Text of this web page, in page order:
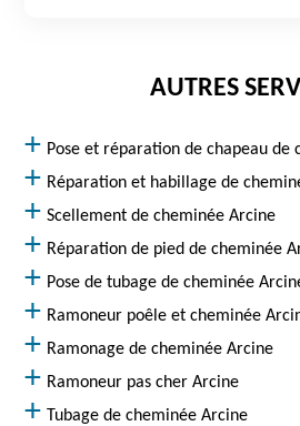
AUTRES
Pose et réparation de chapeau de
Réparation et habillage de
Scellement de cheminée Arcine
Réparation de pied de cheminée
Pose de tubage de cheminée
Ramoneur poêle et cheminée
Ramonage de cheminée Arcine
Ramoneur pas cher Arcine
Tubage de cheminée Arcine